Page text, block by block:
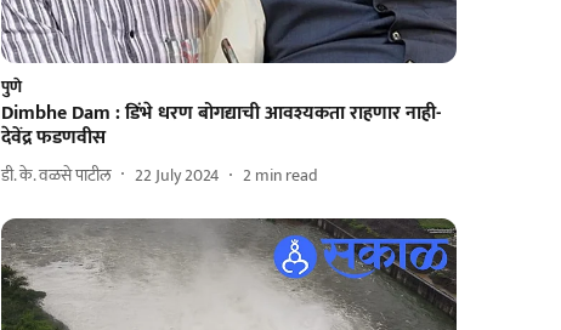
पुणे
Dimbhe Dam : डिंभे धरण बोगद्याची आवश्यकता राहणार नाही-
देवेंद्र फडणवीस
डी. के. वळसे पाटील 22 July 2024 2min read